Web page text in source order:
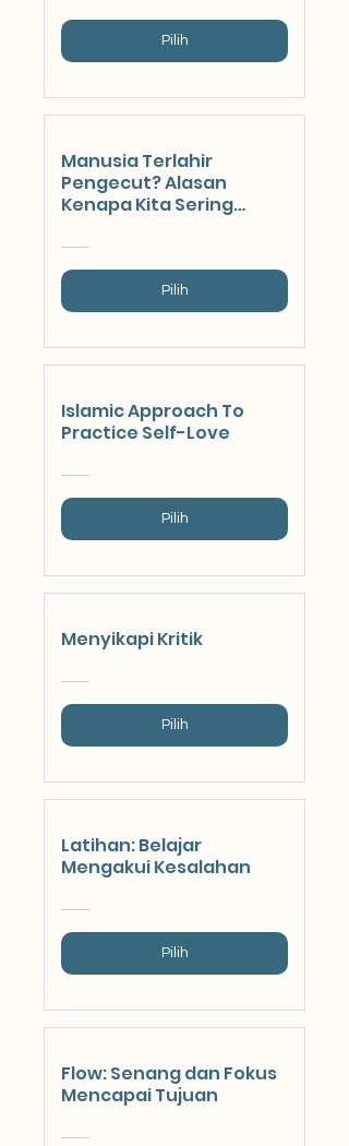
Pilih
Manusia Terlahir
Pengecut? Alasan
Kenapa Kita Sering
Pilih
Islamic Approach To
Practice Self-Love
Pilih
Menyikapi Kritik
Pilih
Latihan: Belajar
Mengakui Kesalahan
Pilih
Flow: Senang dan Fokus
Mencapai Tujuan